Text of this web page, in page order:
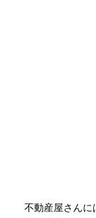
不動産屋さんに